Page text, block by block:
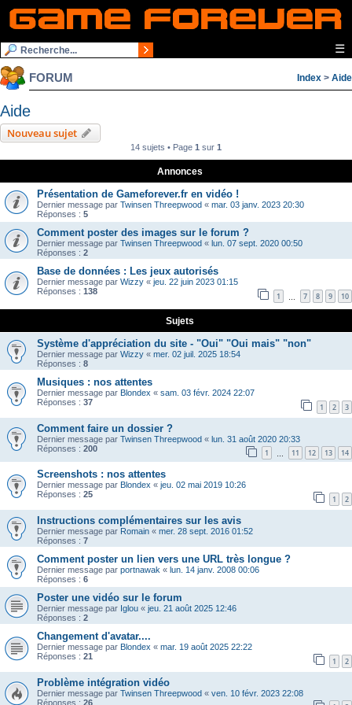
☰
FORUM Index > Aide
Aide
Nouveau sujet
14 sujets • Page 1 sur 1
Annonces
Présentation de Gameforever.fr en vidéo !
Dernier message par Twinsen Threepwood « mar. 03 janv. 2023 20:30
Réponses : 5
Comment poster des images sur le forum ?
Dernier message par Twinsen Threepwood « lun. 07 sept. 2020 00:50
Réponses : 2
Base de données : Les jeux autorisés
Dernier message par Wizzy « jeu. 22 juin 2023 01:15
Réponses : 138 1 7 8 9 10
Sujets
Système d'appréciation du site - "Oui" "Oui mais" "non"
Dernier message par Wizzy « mer. 02 juil. 2025 18:54
Réponses : 8
Musiques : nos attentes
Dernier message par Blondex « sam. 03 févr. 2024 22:07
Réponses : 37 1 2 3
Comment faire un dossier ?
Dernier message par Twinsen Threepwood « lun. 31 août 2020 20:33
Réponses : 200 1 11 12 13 14
Screenshots : nos attentes
Dernier message par Blondex « jeu. 02 mai 2019 10:26
Réponses : 25 1 2
Instructions complémentaires sur les avis
Dernier message par Romain « mer. 28 sept. 2016 01:52
Réponses : 7
Comment poster un lien vers une URL très longue ?
Dernier message par portnawak « lun. 14 janv. 2008 00:06
Réponses : 6
Poster une vidéo sur le forum
Dernier message par Iglou « jeu. 21 août 2025 12:46
Réponses : 2
Changement d'avatar....
Dernier message par Blondex « mar. 19 août 2025 22:22
Réponses : 21 1 2
Problème intégration vidéo
Dernier message par Twinsen Threepwood « ven. 10 févr. 2023 22:08
Réponses : 26